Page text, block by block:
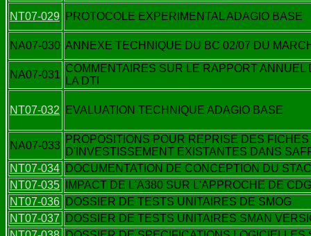
NT07-029 PROTOCOLE EXPERIMENTAL ADAGIO BASE
NA07-030 ANNEXE TECHNIQUE DU BC 02/07 DU
NA07-031
COMMENTAIRES SUR LE RAPPORT
LA DTI
NT07-032 EVALUATION TECHNIQUE ADAGIO BASE
NA07-033
PROPOSITIONS POUR REPRISE DES
D'INVESTISSEMENT EXISTANTES DANS
NT07-034 DOCUMENTATION DE CONCEPTION DU
NT07-035
IMPACT DE L'A380 SUR L'APPROCHE DE
NT07-036 DOSSIER DE TESTS UNITAIRES DE SMOG
NT07-037
DOSSIER DE TESTS UNITAIRES SMAN